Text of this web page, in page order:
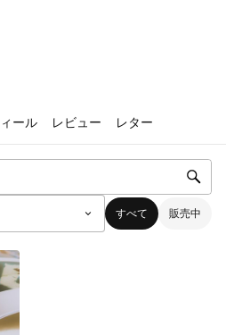
ール レビュー レター
すべて 販売中